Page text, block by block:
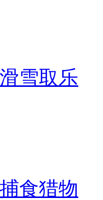
雪取乐
食猎物